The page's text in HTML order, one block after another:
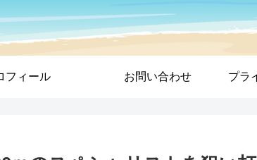
フィール お問い合わせ